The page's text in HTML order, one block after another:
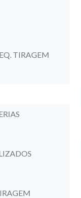
TIRAGEM